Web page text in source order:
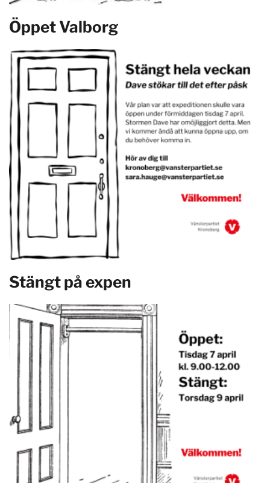
Öppet Valborg
Stängt på expen